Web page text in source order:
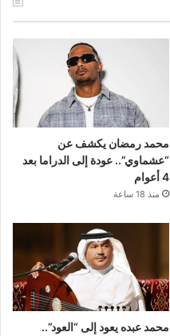
محمد رمضان يكشف عن
“عشماوي”.. عودة إلى الدراما بعد
4 أعوام
منذ 18 ساعة
محمد عبده يعود إلى “العود”..